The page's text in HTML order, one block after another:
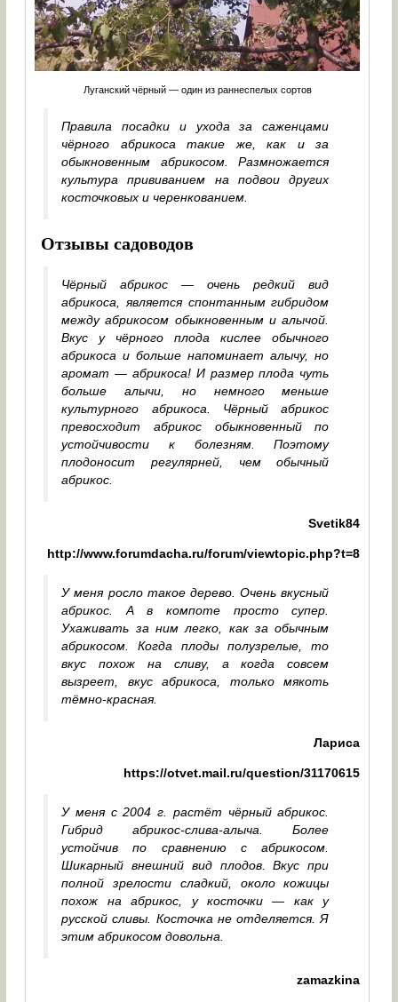
Луганский чёрный — один из раннеспелых сортов
Правила посадки и ухода за саженцами
чёрного абрикоса такие же, как и за
обыкновенным абрикосом. Размножается
культура прививанием на подвои других
косточковых и черенкованием.
Отзывы садоводов
Чёрный абрикос — очень редкий вид
абрикоса, является спонтанным гибридом
между абрикосом обыкновенным и алычой.
Вкус у чёрного плода кислее обычного
абрикоса и больше напоминает алычу, но
аромат — абрикоса! И размер плода чуть
больше алычи, но немного меньше
культурного абрикоса. Чёрный абрикос
превосходит абрикос обыкновенный по
устойчивости к болезням. Поэтому
плодоносит регулярней, чем обычный
абрикос.
Svetik84
http://www.forumdacha.ru/forum/viewtopic.php?t=8
У меня росло такое дерево. Очень вкусный
абрикос. А в компоте просто супер.
Ухаживать за ним легко, как за обычным
абрикосом. Когда плоды полузрелые, то
вкус похож на сливу, а когда совсем
вызреет, вкус абрикоса, только мякоть
тёмно-красная.
Лариса
https://otvet.mail.ru/question/31170615
У меня с 2004 г. растёт чёрный абрикос.
Гибрид абрикос-слива-алыча. Более
устойчив по сравнению с абрикосом.
Шикарный внешний вид плодов. Вкус при
полной зрелости сладкий, около кожицы
похож на абрикос, у косточки — как у
русской сливы. Косточка не отделяется. Я
этим абрикосом довольна.
zamazkina